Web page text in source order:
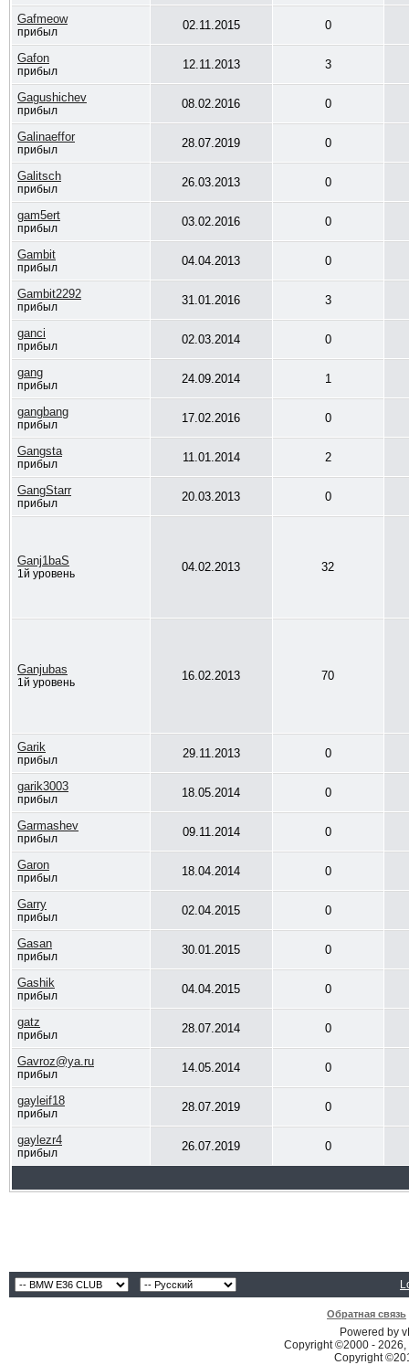
Gafmeow
прибыл 02.11.2015 0
Gafon
прибыл 12.11.2013 3
Gagushichev
прибыл 08.02.2016 0
Galinaeffor
прибыл 28.07.2019 0
Galitsch
прибыл 26.03.2013 0
gam5ert
прибыл 03.02.2016 0
Gambit
прибыл 04.04.2013 0
Gambit2292
прибыл 31.01.2016 3
ganci
прибыл 02.03.2014 0
gang
прибыл 24.09.2014 1
gangbang
прибыл 17.02.2016 0
Gangsta
прибыл 11.01.2014 2
GangStarr
прибыл 20.03.2013 0
Ganj1baS
1й уровень 04.02.2013 32
Ganjubas
1й уровень 16.02.2013 70
Garik
прибыл 29.11.2013 0
garik3003
прибыл 18.05.2014 0
Garmashev
прибыл 09.11.2014 0
Garon
прибыл 18.04.2014 0
Garry
прибыл 02.04.2015 0
Gasan
прибыл 30.01.2015 0
Gashik
прибыл 04.04.2015 0
gatz
прибыл 28.07.2014 0
Gavroz@ya.ru
прибыл 14.05.2014 0
gayleif18
прибыл 28.07.2019 0
gaylezr4
прибыл 26.07.2019 0
Обратная связь
Powered by
Copyright ©2000 -
Copyright